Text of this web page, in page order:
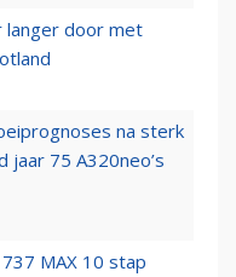
langer door met
na sterk
jaar 75 A320neo’s
MAX 10 stap